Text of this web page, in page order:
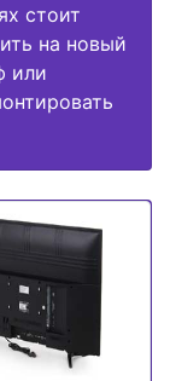
стоит
на новый
или